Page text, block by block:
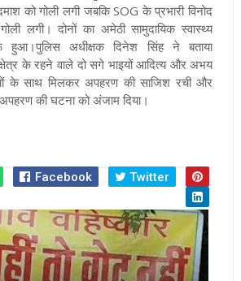
को गोली लगी जबकि SOG के प्रभारी विनोद
लगी। दोनों का अमेठी सामुदायिक स्वास्थ्य
अधीक्षक दिनेश सिंह ने बताया
के रहने वाले दो सगे भाइयों आदित्य और अभय
के साथ मिलकर अपहरण की साजिश रची और
की घटना को अंजाम दिया।
Facebook Twitter